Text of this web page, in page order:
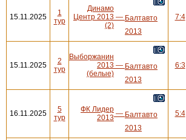
15.11.2025
1
тур
Динамо
Центр 2013
(2)
— Балтавто
2013
7:4
15.11.2025
2
тур
Выборжанин
2013
(белые)
— Балтавто
2013
6:3
16.11.2025
5
тур
ФК Лидер
2013 — Балтавто
2013
5:4